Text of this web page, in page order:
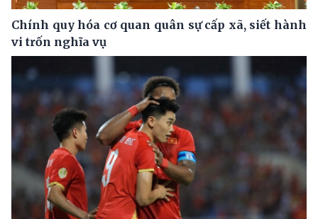
Chính quy hóa cơ quan quân sự cấp xã, siết hành
vi trốn nghĩa vụ